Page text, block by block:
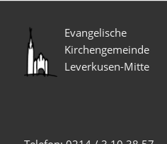
Evangelische
Kirchengemeinde
Leverkusen-Mitte